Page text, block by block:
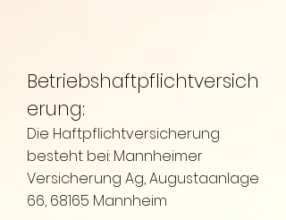
Betriebshaftpflichtversich
erung:
Die Haftpflichtversicherung
besteht bei: Mannheimer
Versicherung Ag, Augustaanlage
66, 68165 Mannheim